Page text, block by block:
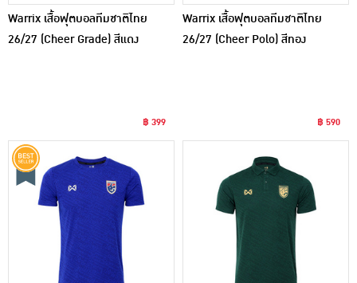
Warrix เสื้อฟุตบอลทีมชาติไทย
26/27 (Cheer Grade) สีแดง
฿ 399
Warrix เสื้อฟุตบอลทีมชาติไทย
26/27 (Cheer Polo) สีทอง
฿ 590